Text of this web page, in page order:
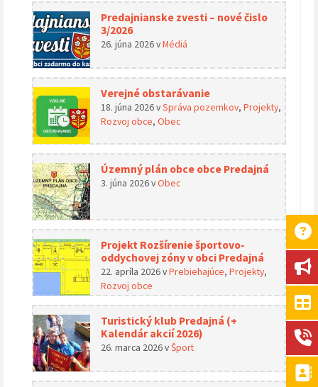
Predajnianske zvesti – nové čislo
3/2026
26. júna 2026vMédiá
Verejné obstarávanie
18. júna 2026vSpráva pozemkov, Projekty,
Rozvoj obce, Obec
Územný plán obce obce Predajná
3. júna 2026vObec
Projekt Rozšírenie športovo-
oddychovej zóny v obci Predajná
22. apríla 2026vPrebiehajúce, Projekty,
Rozvoj obce
Turistický klub Predajná (+
Kalendár akcií 2026)
26. marca 2026vŠport